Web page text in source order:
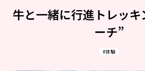
牛と一緒に行進トレッ
ーチ”
#体験